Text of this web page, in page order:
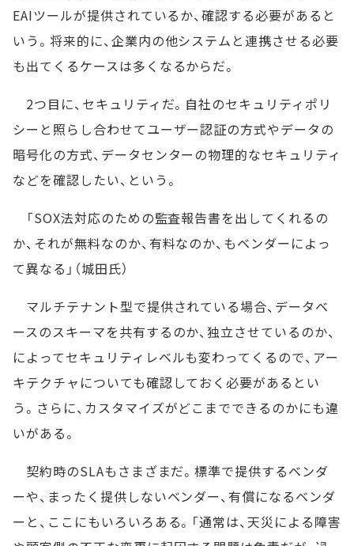
EAIツールが提供されているか、確認する必要があると
いう。将来的に、企業内の他システムと連携させる必要
も出てくるケースは多くなるからだ。
2つ目に、セキュリティだ。自社のセキュリティポリ
シーと照らし合わせてユーザー認証の方式やデータの
暗号化の方式、データセンターの物理的なセキュリティ
などを確認したい、という。
「SOX法対応のための監査報告書を出してくれるの
か、それが無料なのか、有料なのか、もベンダーによっ
て異なる」（城田氏）
マルチテナント型で提供されている場合、データベ
ースのスキーマを共有するのか、独立させているのか、
によってセキュリティレベルも変わってくるので、アー
キテクチャについても確認しておく必要があるとい
う。さらに、カスタマイズがどこまでできるのかにも違
いがある。
契約時のSLAもさまざまだ。標準で提供するベンダ
ーや、まったく提供しないベンダー、有償になるベンダ
ーと、ここにもいろいろある。「通常は、天災による障害